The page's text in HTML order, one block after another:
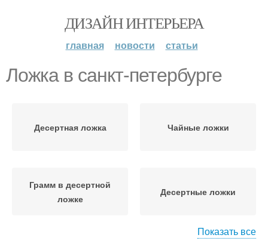
ДИЗАЙН ИНТЕРЬЕРА
главная новости статьи
Ложка в санкт-петербурге
Десертная ложка Чайные ложки
Грамм в десертной
ложке
Десертные ложки
Показать все